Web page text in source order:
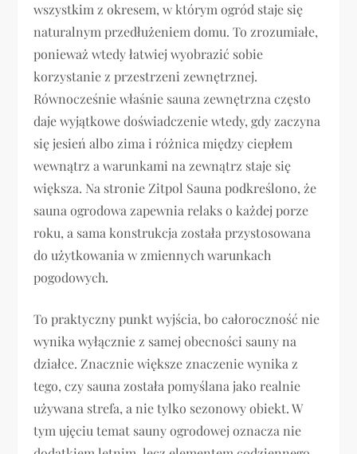
wszystkim z okresem, w którym ogród staje się
naturalnym przedłużeniem domu. To zrozumiałe,
ponieważ wtedy łatwiej wyobrazić sobie
korzystanie z przestrzeni zewnętrznej.
Równocześnie właśnie sauna zewnętrzna często
daje wyjątkowe doświadczenie wtedy, gdy zaczyna
się jesień albo zima i różnica między ciepłem
wewnątrz a warunkami na zewnątrz staje się
większa. Na stronie Zitpol Sauna podkreślono, że
sauna ogrodowa zapewnia relaks o każdej porze
roku, a sama konstrukcja została przystosowana
do użytkowania w zmiennych warunkach
pogodowych.
To praktyczny punkt wyjścia, bo całoroczność nie
wynika wyłącznie z samej obecności sauny na
działce. Znacznie większe znaczenie wynika z
tego, czy sauna została pomyślana jako realnie
używana strefa, a nie tylko sezonowy obiekt. W
tym ujęciu temat sauny ogrodowej oznacza nie